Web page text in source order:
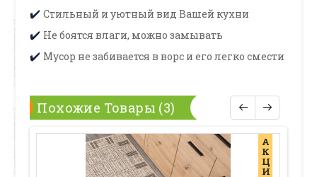
✔️Стильный и уютный вид Вашей кухни
✔️ Не боятся влаги, можно замывать
✔️ Мусор не забивается в ворс и его легко смести
Похожие Товары (3)
А
К
Ц
И